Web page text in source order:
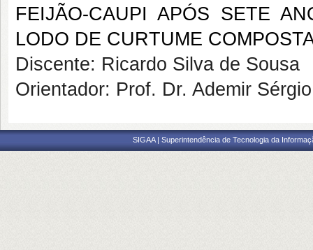
FEIJÃO-CAUPI APÓS SETE
LODO DE CURTUME
Discente: Ricardo Silva de Sousa
Orientador: Prof. Dr. Ademir
SIGAA | Superintendência de Tecnologia da